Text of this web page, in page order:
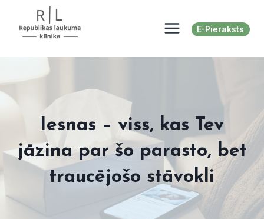
content
E-Pieraksts
Iesnas – viss, kas Tev
jāzina par šo parasto, bet
traucējošo stāvokli